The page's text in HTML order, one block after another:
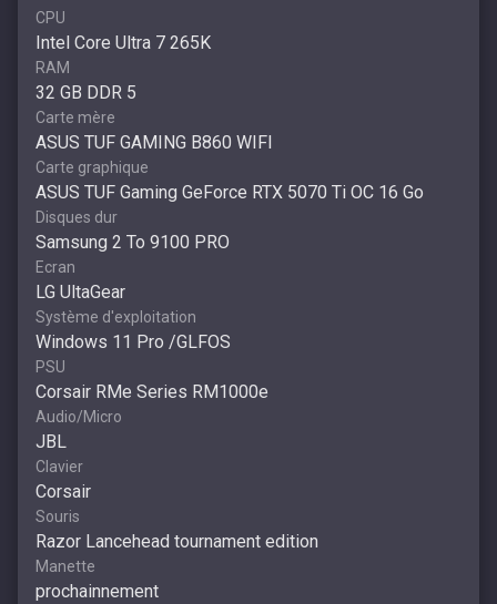
CPU
Intel Core Ultra 7 265K
RAM
32 GB DDR 5
Carte mère
ASUS TUF GAMING B860 WIFI
Carte graphique
ASUS TUF Gaming GeForce RTX 5070 Ti OC 16 Go
Disques dur
Samsung 2 To 9100 PRO
Ecran
LG UltaGear
Système d'exploitation
Windows 11 Pro /GLFOS
PSU
Corsair RMe Series RM1000e
Audio/Micro
JBL
Clavier
Corsair
Souris
Razor Lancehead tournament edition
Manette
prochainnement